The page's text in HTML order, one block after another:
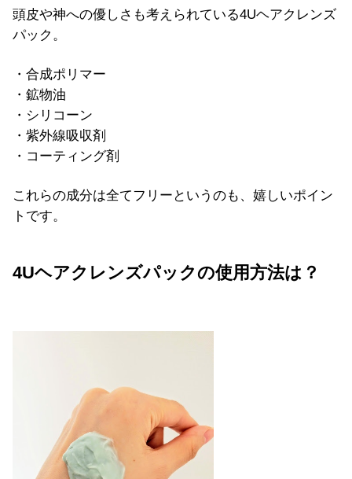
頭皮や神への優しさも考えられている4Uヘアクレンズ
パック。
・合成ポリマー
・鉱物油
・シリコーン
・紫外線吸収剤
・コーティング剤
これらの成分は全てフリーというのも、嬉しいポイン
トです。
4Uヘアクレンズパックの使用方法は？